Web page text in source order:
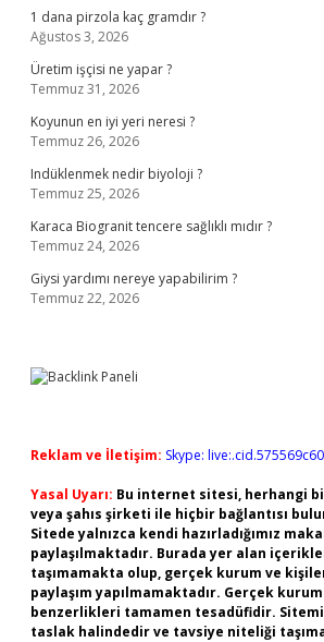
1 dana pirzola kaç gramdır ?
Ağustos 3, 2026
Üretim işçisi ne yapar ?
Temmuz 31, 2026
Koyunun en iyi yeri neresi ?
Temmuz 26, 2026
Indüklenmek nedir biyoloji ?
Temmuz 25, 2026
Karaca Biogranit tencere sağlıklı mıdır ?
Temmuz 24, 2026
Giysi yardımı nereye yapabilirim ?
Temmuz 22, 2026
Reklam ve İletişim: Skype:
Yasal Uyarı: Bu internet sitesi, herhangi
veya şahıs şirketi ile hiçbir bağlantısı
Sitede yalnızca kendi hazırladığımız
paylaşılmaktadır. Burada yer alan
taşımamakta olup, gerçek kurum ve
paylaşım yapılmamaktadır. Gerçek
benzerlikleri tamamen tesadüfidir.
taslak halindedir ve tavsiye niteliği